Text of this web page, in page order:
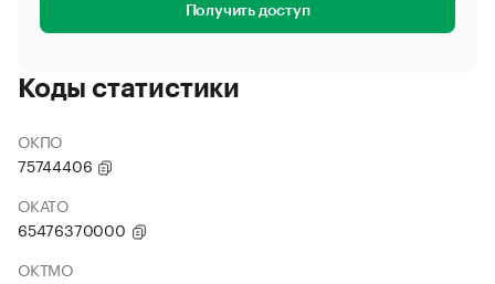
Получить доступ
Коды статистики
ОКПО
75744406
ОКАТО
65476370000
ОКТМО